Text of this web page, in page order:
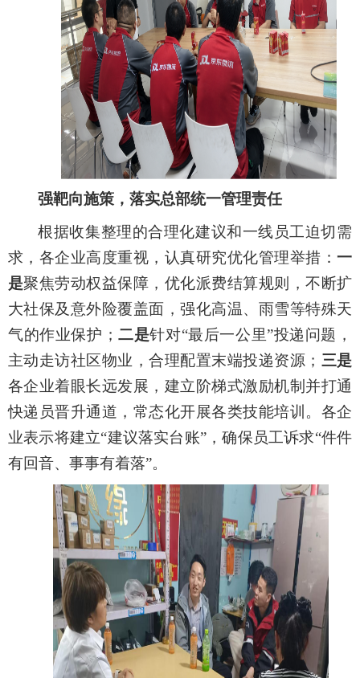
强靶向施策，落实总部统一管理责任
根据收集整理的合理化建议和一线员工迫切需
求，各企业高度重视， 认真研究优化管理举措 ：一
是聚焦劳动权益保障，优化派费结算规则
，不断扩
大社保及意外险覆盖面 ，强化高温、雨雪等特殊天
气的作业保护； 二是针对“最后一公里”投递问题，
主动走访社区物业，合理配置末端投递资源 ； 三是
各企业着眼长远发展 ，建立阶梯式激励机制并打通
快递员晋升通道，常态化开展各类技能培训。各企
业表示将建立“建议落实台账”，确保员工诉求“件件
有回音、事事有着落”。